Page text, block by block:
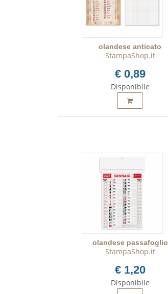
olandese anticato
StampaShop.it
€ 0,89
Disponibile
olandese passafoglio
StampaShop.it
€ 1,20
Disponibile